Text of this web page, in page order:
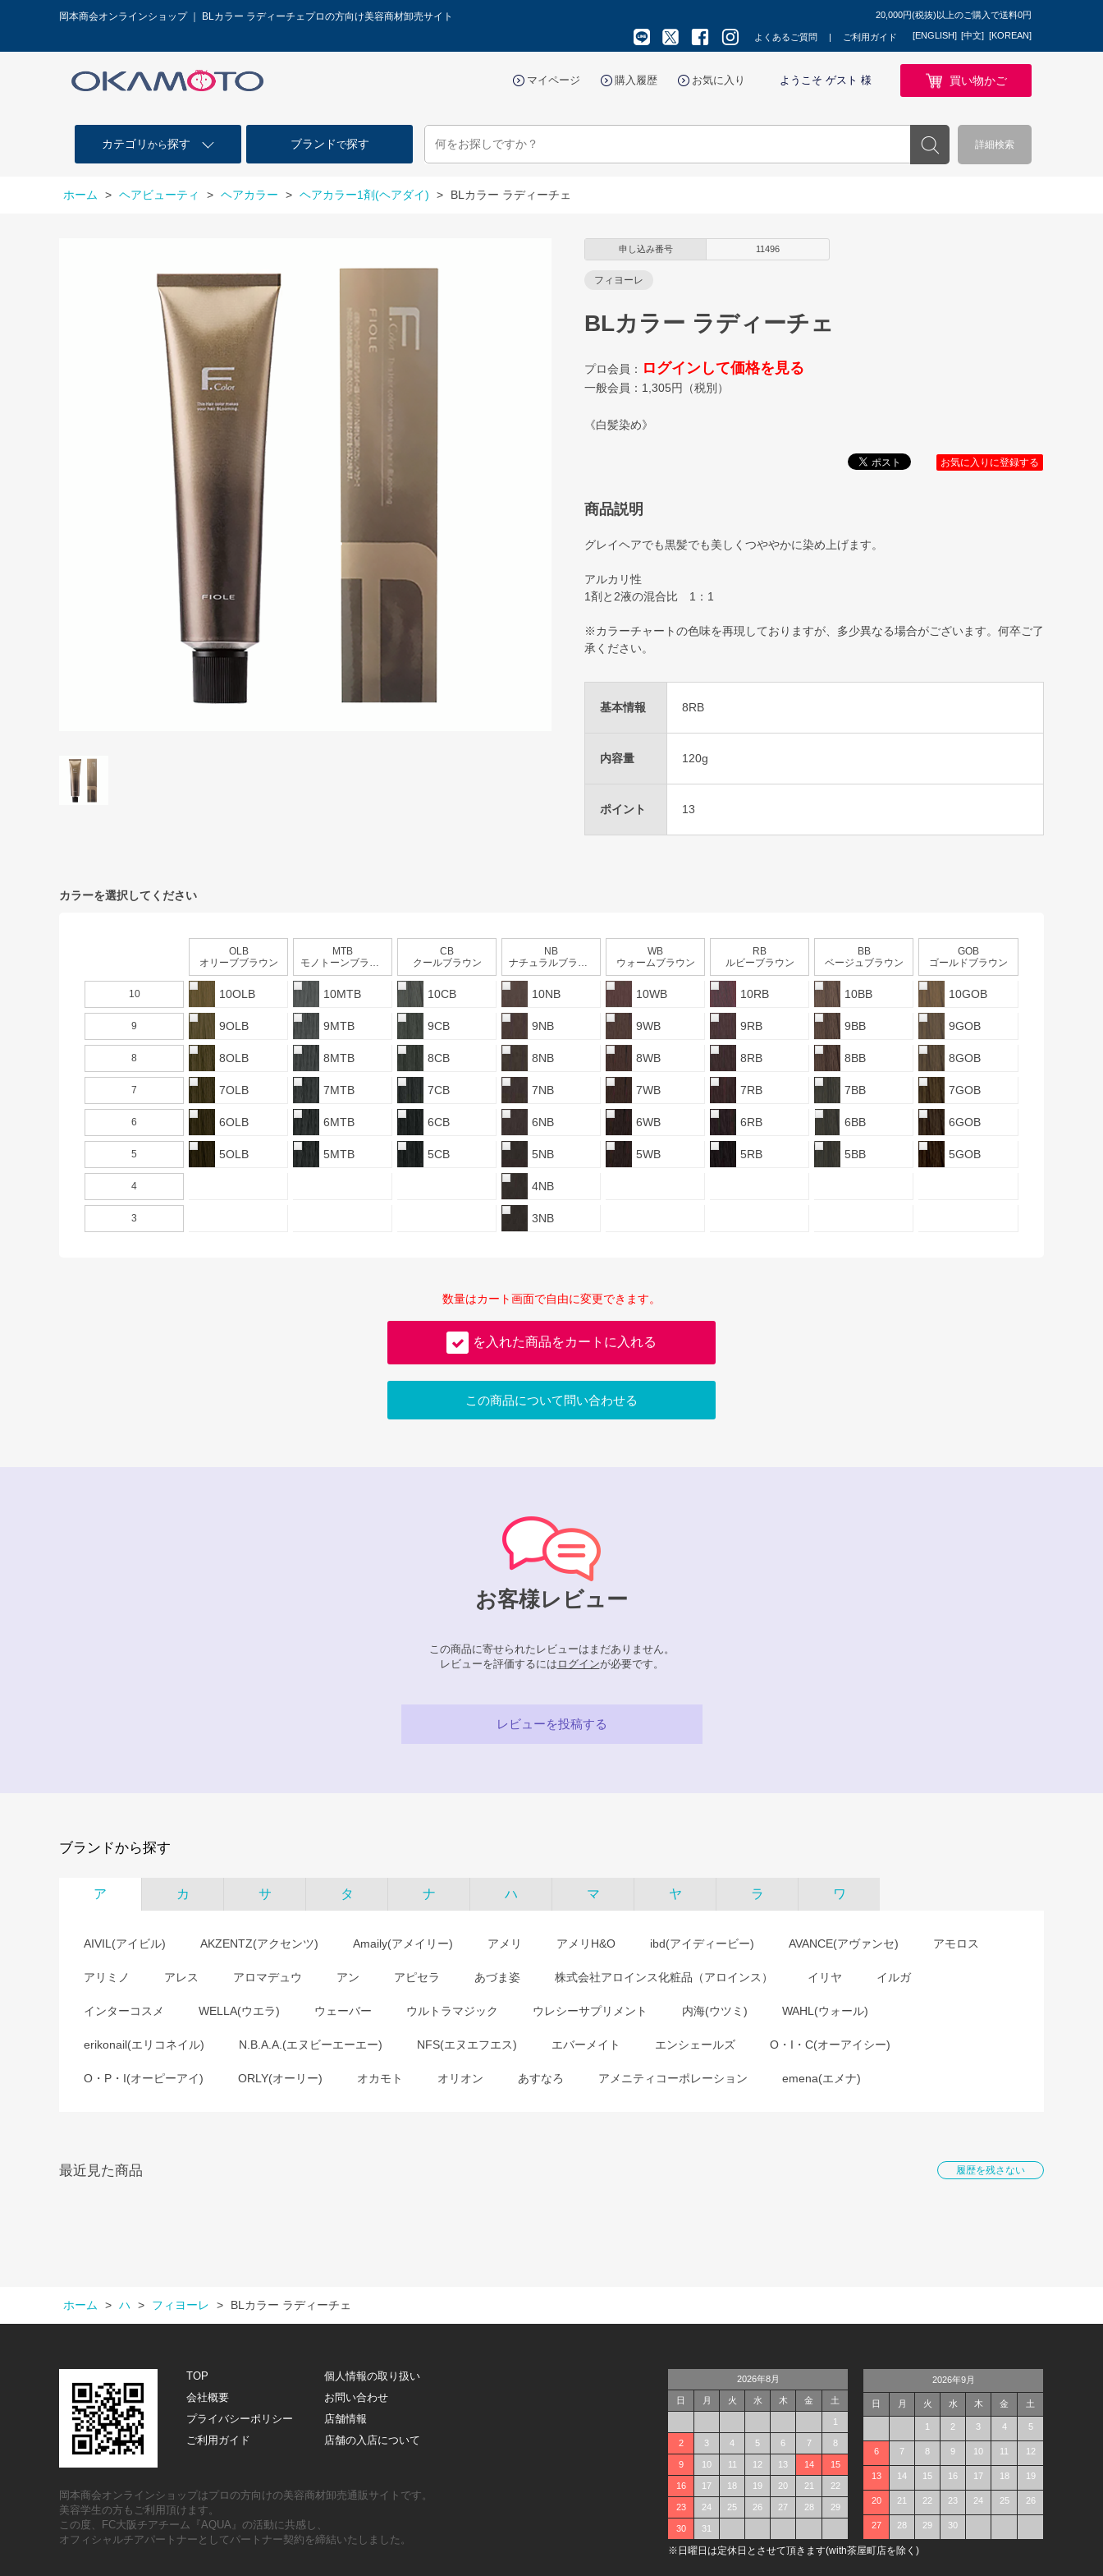
岡本商会オンラインショップ ｜ BLカラー ラディーチェプロの方向け美容商材卸売サイト 20,000円(税抜)以上のご購入で送料0円
よくあるご質問 ご利用ガイド [ENGLISH] [中文] [KOREAN]
マイページ 購入履歴 お気に入り ようこそ ゲスト 様 買い物かご
カテゴリ から探す ブランドで探す 詳細検索
ホーム > ヘアビューティ > ヘアカラー > ヘアカラー1剤(ヘアダイ) > BLカラー ラディーチェ
申し込み番号 11496
フィヨーレ
BLカラー ラディーチェ
プロ会員： ログインして価格を見る
一般会員： 1,305円（税別）
《白髪染め》
お気に入りに登録する
商品説明
グレイヘアでも黒髪でも美しくつややかに染め上げます。
アルカリ性
1剤と2液の混合比 1：1
※カラーチャートの色味を再現しておりますが、多少異なる場合がございます。何卒ご了
承ください。
基本情報 8RB
内容量 120g
ポイント 13
カラーを選択してください
OLB
オリーブブラウン
MTB
モノトーンブラウン
CB
クールブラウン
NB
ナチュラルブラウン
WB
ウォームブラウン
RB
ルビーブラウン
BB
ベージュブラウン
GOB
ゴールドブラウン
10 10OLB 10MTB 10CB 10NB 10WB 10RB 10BB 10GOB
9 9OLB 9MTB 9CB 9NB 9WB 9RB 9BB 9GOB
8 8OLB 8MTB 8CB 8NB 8WB 8RB 8BB 8GOB
7 7OLB 7MTB 7CB 7NB 7WB 7RB 7BB 7GOB
6 6OLB 6MTB 6CB 6NB 6WB 6RB 6BB 6GOB
5 5OLB 5MTB 5CB 5NB 5WB 5RB 5BB 5GOB
4 4NB
3 3NB
数量はカート画面で自由に変更できます。
を入れた商品をカートに入れる
この商品について問い合わせる
お客様レビュー
この商品に寄せられたレビューはまだありません。
レビューを評価するには ログインが必要です。
レビューを投稿する
ブランドから探す
ア カ サ タ ナ ハ マ ヤ ラ ワ
AIVIL(アイビル) AKZENTZ(アクセンツ) Amaily(アメイリー) アメリ アメリH&O ibd(アイディービー) AVANCE(アヴァンセ) アモロス
アリミノ アレス アロマデュウ アン アピセラ あづま姿 株式会社アロインス化粧品（アロインス） イリヤ イルガ
インターコスメ WELLA(ウエラ) ウェーバー ウルトラマジック ウレシーサプリメント 内海(ウツミ) WAHL(ウォール)
erikonail(エリコネイル) N.B.A.A.(エヌビーエーエー) NFS(エヌエフエス) エバーメイト エンシェールズ O・I・C(オーアイシー)
O・P・I(オーピーアイ) ORLY(オーリー) オカモト オリオン あすなろ アメニティコーポレーション emena(エメナ)
最近見た商品 履歴を残さない
ホーム > ハ > フィヨーレ > BLカラー ラディーチェ
TOP
個人情報の取り扱い
会社概要
お問い合わせ
プライバシーポリシー
店舗情報
ご利用ガイド
店舗の入店について
岡本商会オンラインショップはプロの方向けの美容商材卸売通販サイトです。
美容学生の方もご利用頂けます。
この度、FC大阪チアチーム『AQUA』の活動に共感し、
オフィシャルチアパートナーとしてパートナー契約を締結いたしました。
2026年8月
日 月 火 水 木 金 土
1
2 3 4 5 6 7 8
9 10 11 12 13 14 15
16 17 18 19 20 21 22
23 24 25 26 27 28 29
30 31
2026年9月
日 月 火 水 木 金 土
1 2 3 4 5
6 7 8 9 10 11 12
13 14 15 16 17 18 19
20 21 22 23 24 25 26
27 28 29 30
※日曜日は定休日とさせて頂きます(with茶屋町店を除く)